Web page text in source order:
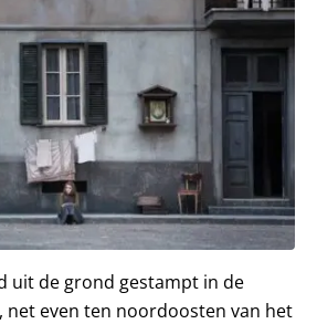
uit de grond gestampt in de
net even ten noordoosten van het